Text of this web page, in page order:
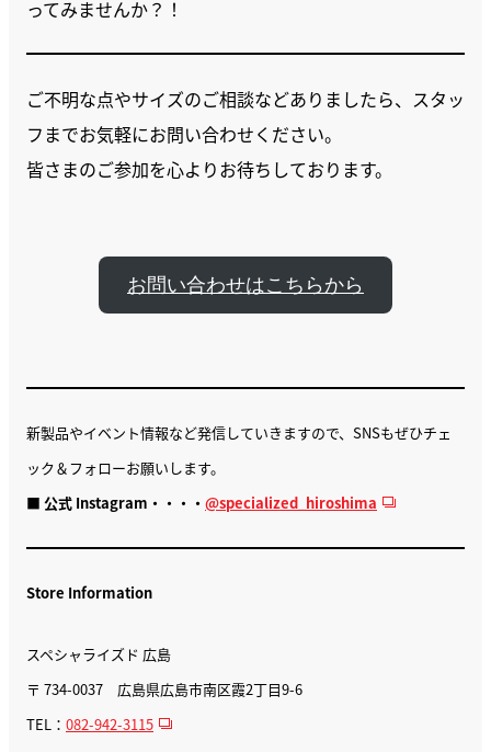
ってみませんか？！
ご不明な点やサイズのご相談などありましたら、スタッ
フまでお気軽にお問い合わせください。
皆さまのご参加を心よりお待ちしております。
お問い合わせはこちらから
新製品やイベント情報など発信していきますので、SNSもぜひチェ
ック＆フォローお願いします。
■ 公式 Instagram・・・・ @specialized_hiroshima
Store Information
スペシャライズド 広島
〒 734-0037 広島県広島市南区霞2丁目9-6
TEL： 082-942-3115